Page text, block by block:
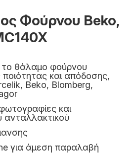
Φούρνου Beko,
θάλαμο φούρνου
και απόδοσης,
Beko, Blomberg,
και
ανταλλακτικού
για άμεση παραλαβή